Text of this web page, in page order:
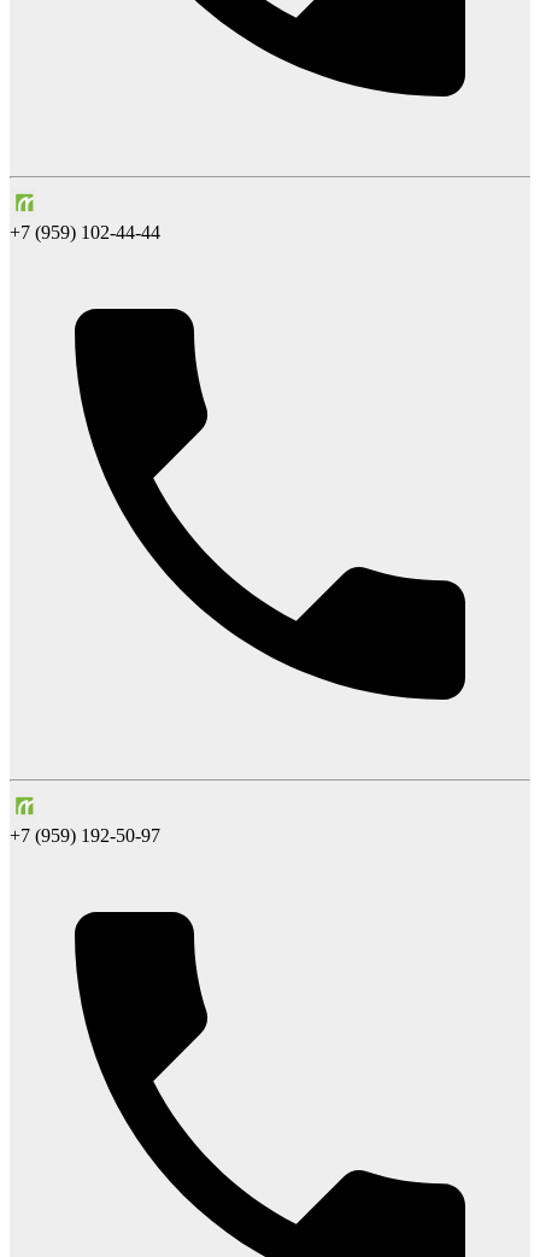
+7 (959) 102-44-44
+7 (959) 192-50-97